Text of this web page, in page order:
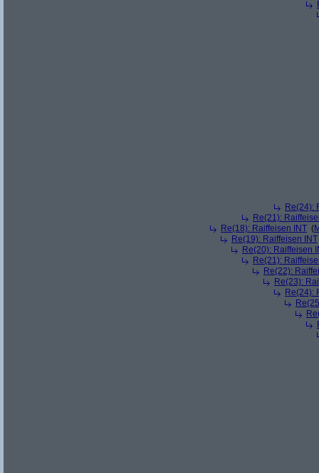
Re(24):
Re(21):
Re(18): Raiffeisen INT (
Re(19): Raiffeisen INT
Re(20): Raiffeisen
Re(21):
Re(22):
Re(23):
Re(24):